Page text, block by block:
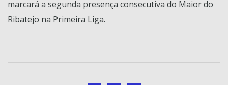
marcará a segunda presença consecutiva do Maior do
Ribatejo na Primeira Liga.